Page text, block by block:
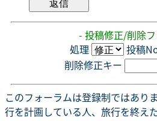
- 投稿修正/削除
処理
投稿
削除修正キー
このフォーラムは登録制ではあり
行を計画している人、旅行を終え